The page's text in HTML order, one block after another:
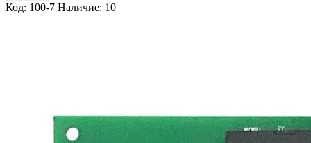
Код: 100-7 Наличие: 10